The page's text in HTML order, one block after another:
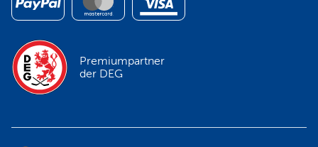
Premiumpartner
der DEG